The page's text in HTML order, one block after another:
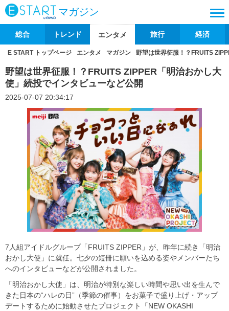
マガジン
総合 トレンド エンタメ 旅行 経済
E START トップページ エンタメ マガジン 野望は世界征服！？FRUITS
野望は世界征服！？FRUITS ZIPPER「明治おかし大
使」続投でインタビューなど公開
2025-07-07 20:34:17
7人組アイドルグループ「FRUITS ZIPPER」が、昨年に続き「明治
おかし大使」に就任。七夕の短冊に願いを込める姿やメンバーたち
へのインタビューなどが公開されました。
「明治おかし大使」は、明治が特別な楽しい時間や思い出を生んで
きた日本の“ハレの日”（季節の催事）をお菓子で盛り上げ・アップ
デートするために始動させたプロジェクト「NEW OKASHI